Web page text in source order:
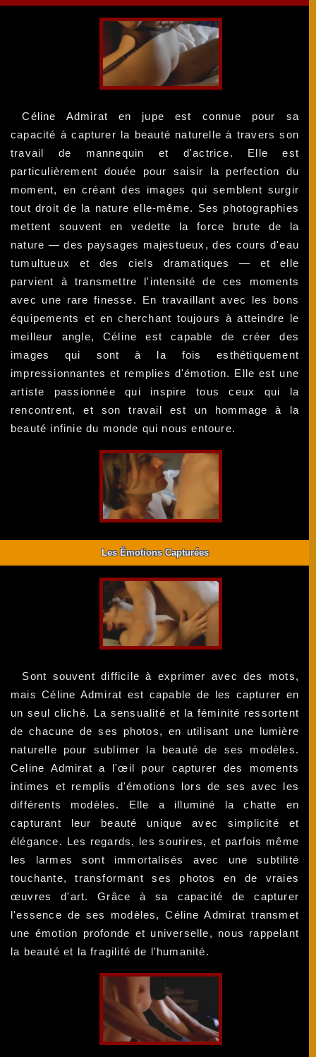
Céline Admirat en jupe est connue pour sa
capacité à capturer la beauté naturelle à travers son
travail de mannequin et d'actrice. Elle est
particulièrement douée pour saisir la perfection du
moment, en créant des images qui semblent surgir
tout droit de la nature elle-même. Ses photographies
mettent souvent en vedette la force brute de la
nature — des paysages majestueux, des cours d'eau
tumultueux et des ciels dramatiques — et elle
parvient à transmettre l'intensité de ces moments
avec une rare finesse. En travaillant avec les bons
équipements et en cherchant toujours à atteindre le
meilleur angle, Céline est capable de créer des
images qui sont à la fois esthétiquement
impressionnantes et remplies d'émotion. Elle est une
artiste passionnée qui inspire tous ceux qui la
rencontrent, et son travail est un hommage à la
beauté infinie du monde qui nous entoure.
Les Émotions Capturées
Sont souvent difficile à exprimer avec des mots,
mais Céline Admirat est capable de les capturer en
un seul cliché. La sensualité et la féminité ressortent
de chacune de ses photos, en utilisant une lumière
naturelle pour sublimer la beauté de ses modèles.
Celine Admirat a l'œil pour capturer des moments
intimes et remplis d'émotions lors de ses avec les
différents modèles. Elle a illuminé la chatte en
capturant leur beauté unique avec simplicité et
élégance. Les regards, les sourires, et parfois même
les larmes sont immortalisés avec une subtilité
touchante, transformant ses photos en de vraies
œuvres d'art. Grâce à sa capacité de capturer
l'essence de ses modèles, Céline Admirat transmet
une émotion profonde et universelle, nous rappelant
la beauté et la fragilité de l'humanité.